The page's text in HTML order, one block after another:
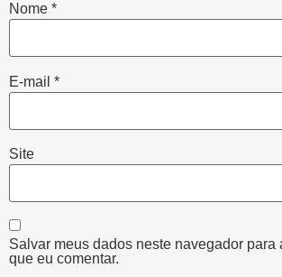
Nome *
E-mail *
Site
Salvar meus dados neste navegador para
que eu comentar.